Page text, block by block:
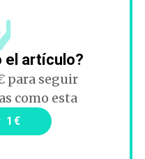
el artículo?
para seguir
como esta
1€